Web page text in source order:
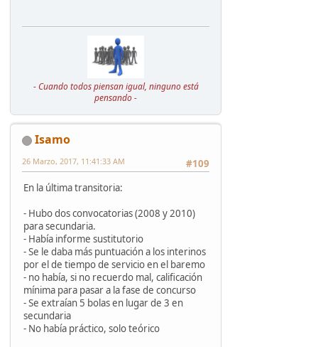
- Cuando todos piensan igual, ninguno está
pensando -
Isamo
#109
26 Marzo, 2017, 11:41:33 AM
En la última transitoria:
- Hubo dos convocatorias (2008 y 2010)
para secundaria.
- Habí­a informe sustitutorio
- Se le daba más puntuación a los interinos
por el de tiempo de servicio en el baremo
- no había, si no recuerdo mal, calificación
mínima para pasar a la fase de concurso
- Se extraían 5 bolas en lugar de 3 en
secundaria
- No había práctico, solo teórico